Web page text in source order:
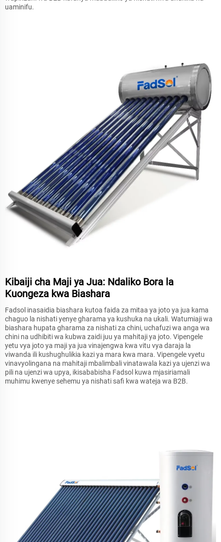
uaminifu.
Kibaiji cha Maji ya Jua: Ndaliko Bora la
Kuongeza kwa Biashara
Fadsol inasaidia biashara kutoa faida za mitaa ya joto ya jua kama
chaguo la nishati yenye gharama ya kushuka na ukali. Watumiaji wa
biashara hupata gharama za nishati za chini, uchafuzi wa anga wa
chini na udhibiti wa kubwa zaidi juu ya mahitaji ya joto. Vipengele
yetu vya joto ya maji ya jua vinajengwa kwa vitu vya daraja la
viwanda ili kushughulikia kazi ya mara kwa mara. Vipengele vyetu
vinavyolingana na mahitaji mbalimbali vinatawala kazi ya ujenzi wa
pili na ujenzi wa upya, ikisababisha Fadsol kuwa mjasiriamali
muhimu kwenye sehemu ya nishati safi kwa wateja wa B2B.